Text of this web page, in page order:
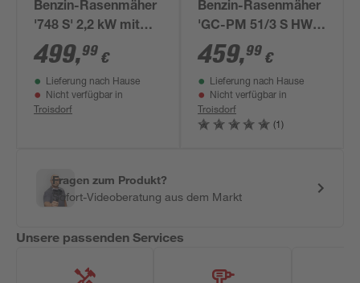
Benzin-Rasenmäher
'748 S' 2,2 kW mit
Starterakku und
Ladegerät
499,99 €
Lieferung nach Hause
Nicht verfügbar in
Troisdorf
Benzin-Rasenmäher
'GC-PM 51/3 S HW-
LI' 2700 W, bis 1800
m²
459,99 €
Lieferung nach Hause
Nicht verfügbar in
Troisdorf
(1)
Fragen zum Produkt?
Sofort-Videoberatung aus dem Markt
Unsere passenden Services